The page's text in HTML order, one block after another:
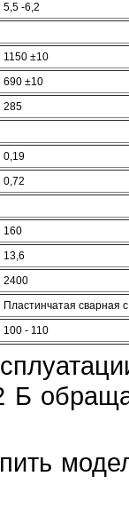
5,5 -6,2
1150 ±10
690 ±10
285
0,19
0,72
160
13,6
2400
Пластинчатая сварная
100 - 110
Б